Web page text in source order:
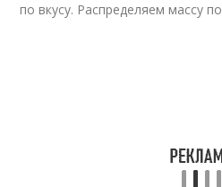
по вкусу. Распределяем массу